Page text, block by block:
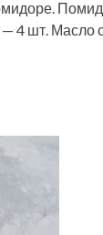
4 шт. Масло